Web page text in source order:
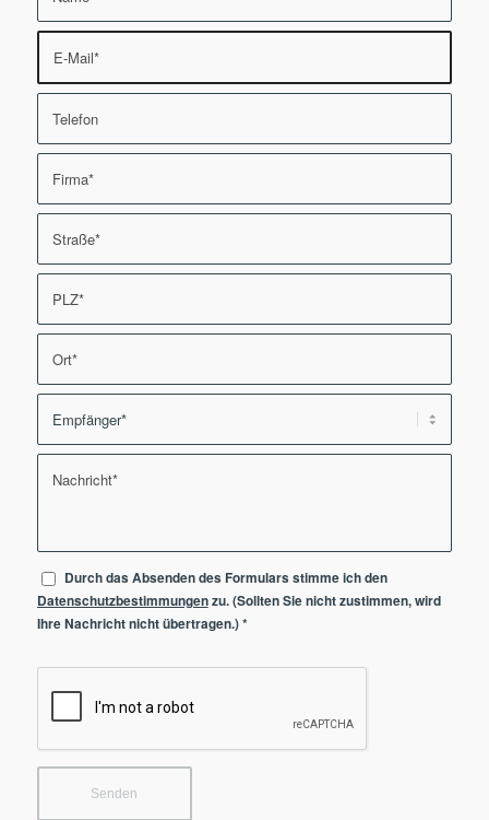
Durch das Absenden des Formulars stimme ich den
Datenschutzbestimmungenzu. (Sollten Sie nicht zustimmen, wird
Ihre Nachricht nicht übertragen.)*